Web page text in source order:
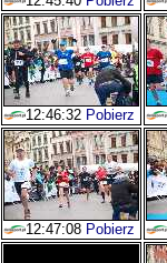
12:46:32 Pobierz
12:47:08 Pobierz